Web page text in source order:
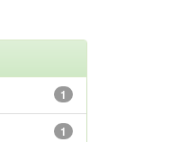
1
1